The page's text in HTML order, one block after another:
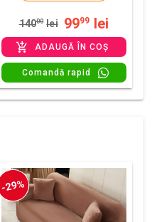
14000 lei 9999 lei
ADAUGĂ ÎN COȘ
Comandă rapid
-29%